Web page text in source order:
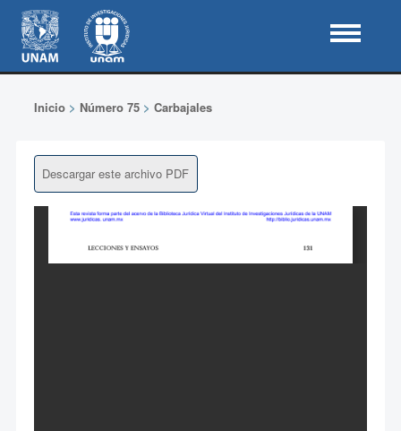
Inicio> Número 75> Carbajales
Descargar este archivo PDF